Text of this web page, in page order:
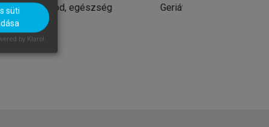
Geriátria
süti
by Klaro!